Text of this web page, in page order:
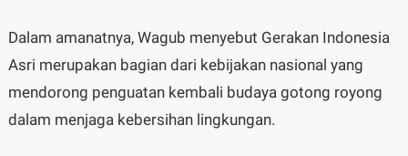
Dalam amanatnya, Wagub menyebut Gerakan Indonesia
Asri merupakan bagian dari kebijakan nasional yang
mendorong penguatan kembali budaya gotong royong
dalam menjaga kebersihan lingkungan.